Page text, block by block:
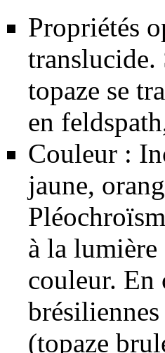
Propriétés
translucide.
topaze se
en feldspath
Couleur :
jaune,
à la
couleur. En
(topaze